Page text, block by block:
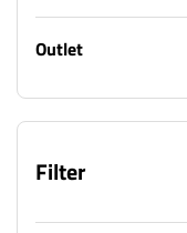
Outlet
Filter